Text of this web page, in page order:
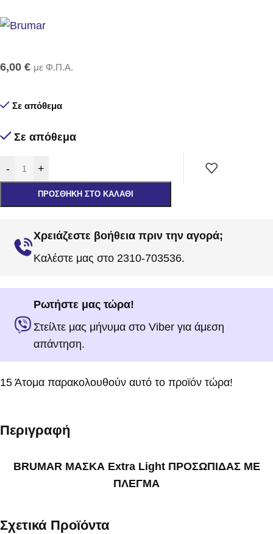
6,00 € με Φ.Π.Α.
Σε απόθεμα
Σε απόθεμα
- +
ΠΡΟΣΘΉΚΗ ΣΤΟ ΚΑΛΆΘΙ
Χρειάζεστε βοήθεια πριν την αγορά;
Καλέστε μας στο 2310-703536.
Ρωτήστε μας τώρα!
Στείλτε μας μήνυμα στο Viber για άμεση
απάντηση.
15 Άτομα παρακολουθούν αυτό το προϊόν τώρα!
Περιγραφή
BRUMAR ΜΑΣΚΑ Extra Light ΠΡΟΣΩΠΙΔΑΣ ΜΕ
ΠΛΕΓΜΑ
Σχετικά Προϊόντα